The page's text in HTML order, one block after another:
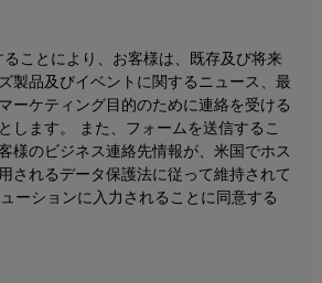
ことにより、お客様は、既存及び将来
製品及びイベントに関するニュース、最
ーケティング目的のために連絡を受ける
します。 また、フォームを送信するこ
様のビジネス連絡先情報が、米国でホス
されるデータ保護法に従って維持されて
ーションに入力されることに同意する